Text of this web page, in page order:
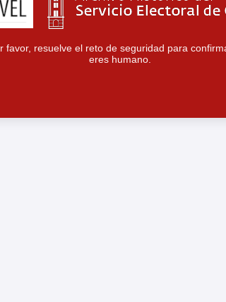
favor, resuelve el reto de seguridad para
eres humano.